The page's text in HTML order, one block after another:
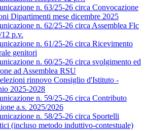
n. 63/25-26 circa Convocazione
Dipartimenti mese dicembre 2025
n. 62/25-26 circa Assemblea Flc
p.v.
n. 61/25-26 circa Ricevimento
genitori
n. 60/25-26 circa svolgimento ed
ad Assemblea RSU
rinnovo Consiglio d'Istituto -
2025-2028
n. 59/25-26 circa Contributo
a.s. 2025/2026
n. 58/25-26 circa Sportelli
(incluso metodo induttivo-contestuale)